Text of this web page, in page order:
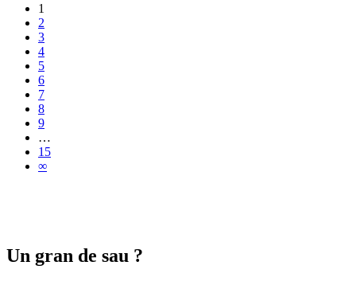
1
2
3
4
5
6
7
8
9
…
15
∞
Un gran de sau ?